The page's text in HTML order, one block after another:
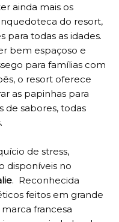
ainda mais os
do resort,
para todas as idades.
bem espaçoso e
para famílias com
o resort oferece
as papinhas para
de sabores, todas
de stress,
disponíveis no
. Reconhecida
feitos em grande
francesa